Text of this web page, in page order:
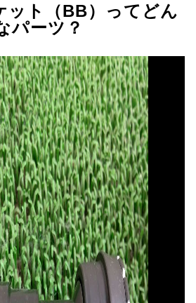
ット（BB）ってどん
パーツ？